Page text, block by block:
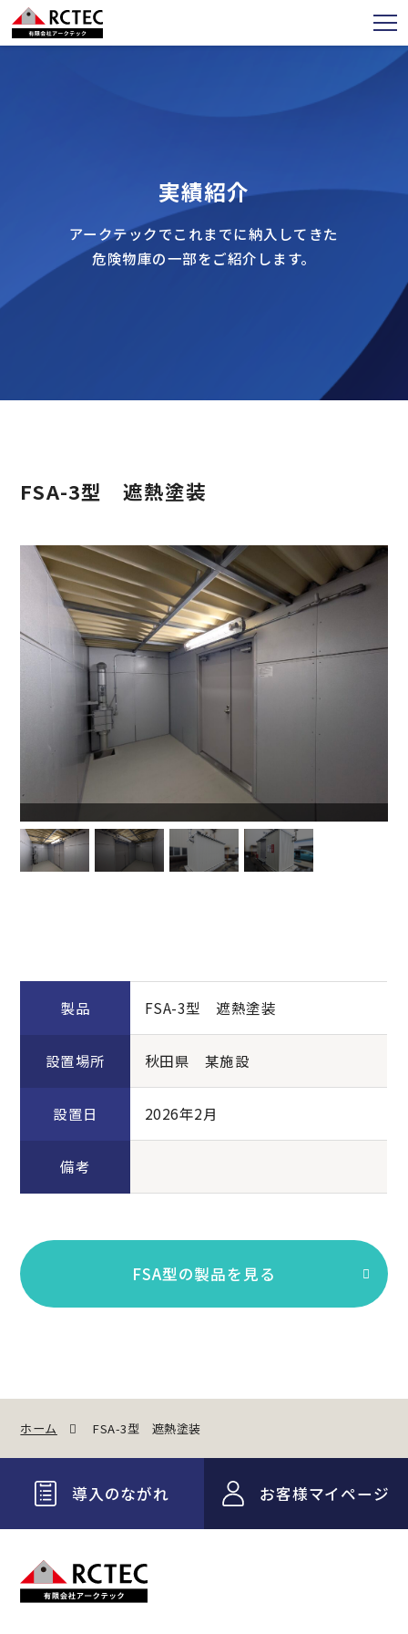
実績紹介
アークテックでこれまでに納入してきた
危険物庫の一部をご紹介します。
FSA-3型 遮熱塗装
製品 FSA-3型 遮熱塗装
設置場所 秋田県 某施設
設置日 2026年2月
備考
FSA型の製品を見る
ホーム FSA-3型 遮熱塗装
導入のながれ お客様マイページ